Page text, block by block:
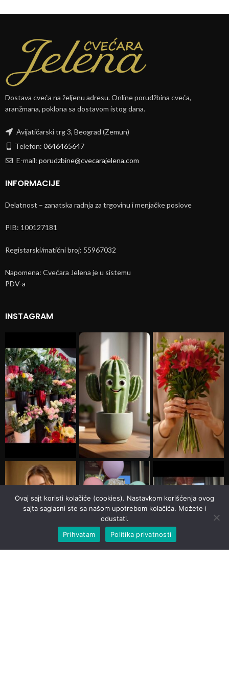
Dostava cveća na željenu adresu. Online porudžbina cveća,
aranžmana, poklona sa dostavom istog dana.
Avijatičarski trg 3, Beograd (Zemun)
Telefon: 0646465647
E-mail: porudzbine@cvecarajelena.com
INFORMACIJE
Delatnost – zanatska radnja za trgovinu i menjačke poslove
PIB: 100127181
Registarski/matični broj: 55967032
Napomena: Cvećara Jelena je u sistemu
PDV-a
INSTAGRAM
Ovaj sajt koristi kolačiće (cookies). Nastavkom korišćenja ovog
sajta saglasni ste sa našom upotrebom kolačića. Možete i
odustati.
Prihvatam
Politika privatnosti